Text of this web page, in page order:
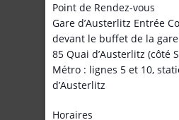
Point de Rendez-vous
Gare d’Austerlitz Entrée
devant le buffet de la gare
85 Quai d’Austerlitz (côté
Métro : lignes 5 et 10,
d’Austerlitz
Horaires